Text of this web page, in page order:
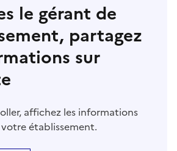
le gérant de
partagez
sur
affichez les informations
établissement.